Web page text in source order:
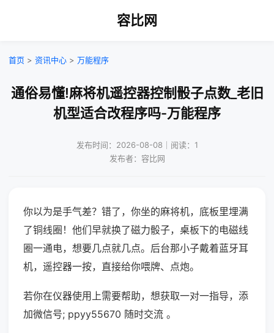
容比网
首页 > 资讯中心 > 万能程序
通俗易懂!麻将机遥控器控制骰子点数_老旧
机型适合改程序吗-万能程序
发布时间：2026-08-08｜阅读：1
发布者：容比网
你以为是手气差？错了，你坐的麻将机，底板里埋满
了铜线圈！他们早就换了磁力骰子，桌板下的电磁线
圈一通电，想要几点就几点。后台那小子戴着蓝牙耳
机，遥控器一按，直接给你喂牌、点炮。
若你在仪器使用上需要帮助，想获取一对一指导，添
加微信号; ppyy55670 随时交流 。